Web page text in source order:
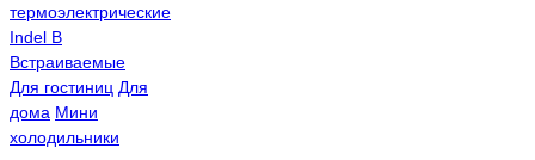
термоэлектрические
Indel B
Встраиваемые
Для гостиниц Для
дома Мини
холодильники